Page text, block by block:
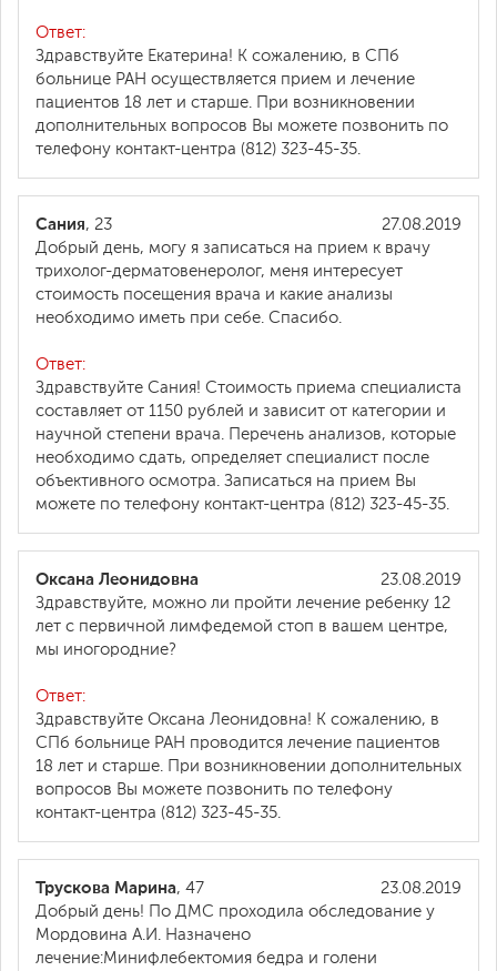
Ответ:
Здравствуйте Екатерина! К сожалению, в СПб
больнице РАН осуществляется прием и лечение
пациентов 18 лет и старше. При возникновении
дополнительных вопросов Вы можете позвонить по
телефону контакт-центра (812) 323-45-35.
27.08.2019
Сания, 23
Добрый день, могу я записаться на прием к врачу
трихолог-дерматовенеролог, меня интересует
стоимость посещения врача и какие анализы
необходимо иметь при себе. Спасибо.
Ответ:
Здравствуйте Сания! Стоимость приема специалиста
составляет от 1150 рублей и зависит от категории и
научной степени врача. Перечень анализов, которые
необходимо сдать, определяет специалист после
объективного осмотра. Записаться на прием Вы
можете по телефону контакт-центра (812) 323-45-35.
23.08.2019
Оксана Леонидовна
Здравствуйте, можно ли пройти лечение ребенку 12
лет с первичной лимфедемой стоп в вашем центре,
мы иногородние?
Ответ:
Здравствуйте Оксана Леонидовна! К сожалению, в
СПб больнице РАН проводится лечение пациентов
18 лет и старше. При возникновении дополнительных
вопросов Вы можете позвонить по телефону
контакт-центра (812) 323-45-35.
23.08.2019
Трускова Марина, 47
Добрый день! По ДМС проходила обследование у
Мордовина А.И. Назначено
лечение:Минифлебектомия бедра и голени